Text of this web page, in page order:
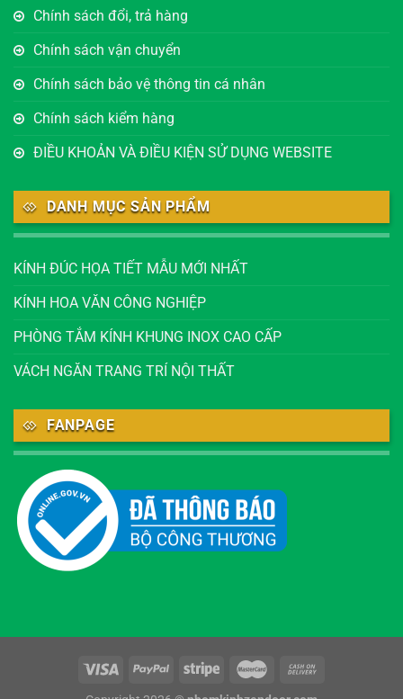
Chính sách đổi, trả hàng
Chính sách vận chuyển
Chính sách bảo vệ thông tin cá nhân
Chính sách kiểm hàng
ĐIỀU KHOẢN VÀ ĐIỀU KIỆN SỬ DỤNG WEBSITE
DANH MỤC SẢN PHẨM
KÍNH ĐÚC HỌA TIẾT MẪU MỚI NHẤT
KÍNH HOA VĂN CÔNG NGHIỆP
PHÒNG TẮM KÍNH KHUNG INOX CAO CẤP
VÁCH NGĂN TRANG TRÍ NỘI THẤT
FANPAGE